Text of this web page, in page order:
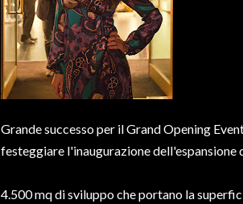
Grande successo per il Grand Opening
festeggiare l'inaugurazione
4.500 mq di sviluppo che portano la